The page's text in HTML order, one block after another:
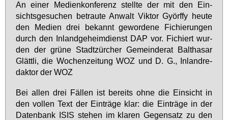
An ei­ner Me­di­en­kon­fe­renz stell­te der mit den Ein­
sichts­ge­su­chen be­trau­te An­walt Vik­tor Györf­fy heu­te
den Me­di­en drei be­kannt ge­wor­de­ne Fi­chie­run­gen
durch den In­land­ge­heim­dienst DAP vor. Fi­chiert wur­
den der grü­ne Stadt­zür­cher Ge­mein­de­rat Bal­tha­sar
Glätt­li, die Wo­chen­zei­tung WOZ und D. G., In­land­re­
dak­tor der WOZ
Bei al­len drei Fäl­len ist be­reits oh­ne die Ein­sicht in
den vol­len Text der Ein­trä­ge klar: die Ein­trä­ge in der
Da­ten­bank ISIS ste­hen im kla­ren Ge­gen­satz zu den